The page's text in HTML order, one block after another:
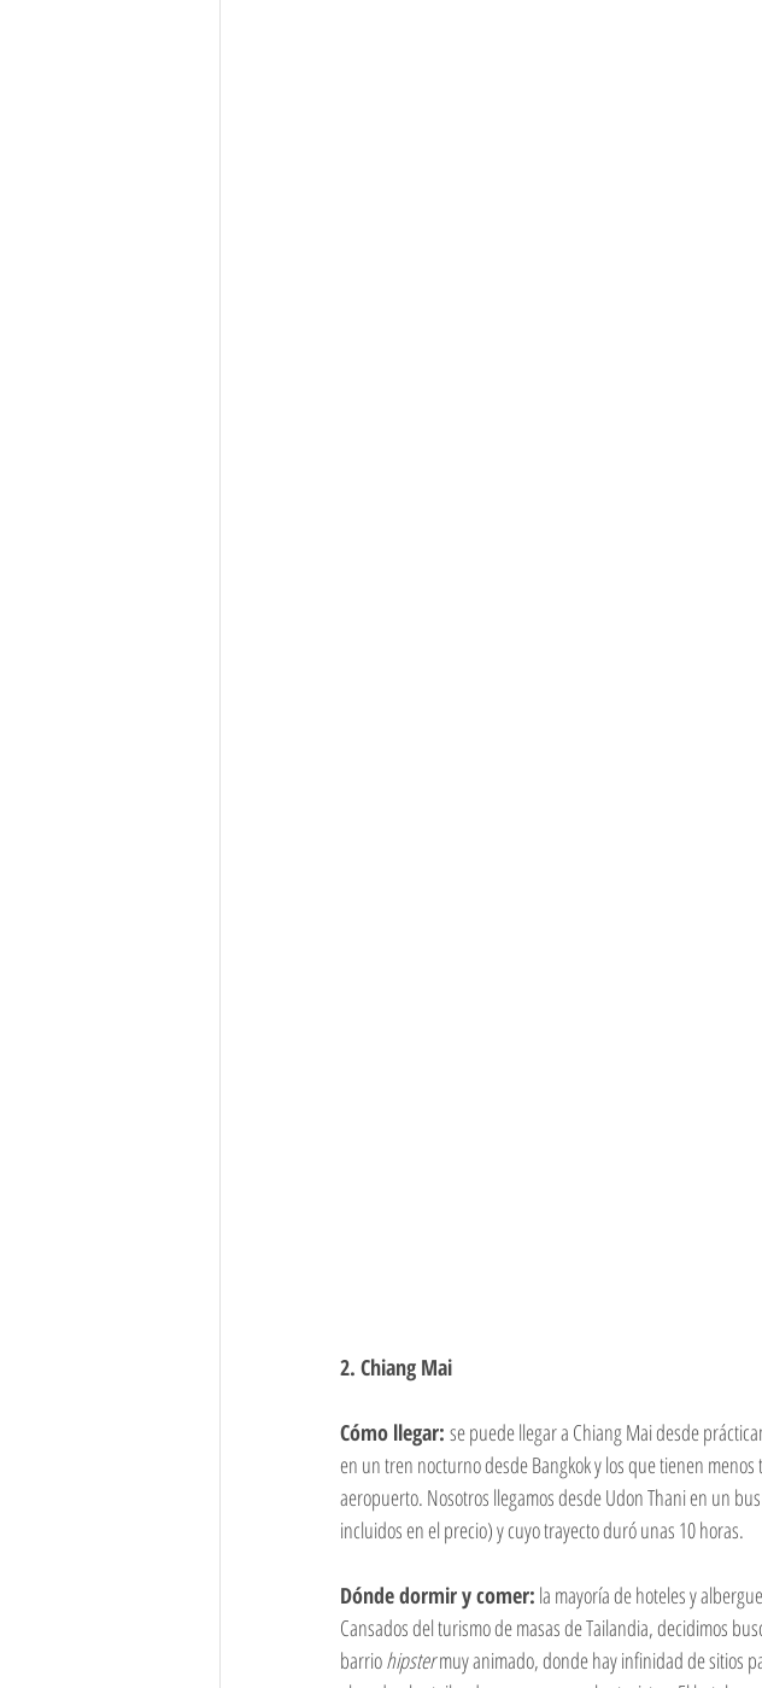
2. Chiang Mai
Cómo llegar: se puede llegar a Chiang Mai desde
en un tren nocturno desde Bangkok y los que tienen
aeropuerto. Nosotros llegamos desde Udon Thani en un
incluidos en el precio) y cuyo trayecto duró unas 10 horas.
Dónde dormir y comer: la mayoría de hoteles y
Cansados del turismo de masas de Tailandia, decidimos
barrio hipster muy animado, donde hay infinidad de sitios